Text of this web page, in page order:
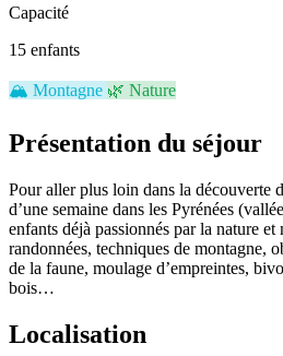
Capacité
15 enfants
🏔️ Montagne 🌿 Nature
Présentation du séjour
Pour aller plus loin dans la découverte
d’une semaine dans les Pyrénées
enfants déjà passionnés par la nature
randonnées, techniques de montagne,
de la faune, moulage d’empreintes,
bois…
Localisation